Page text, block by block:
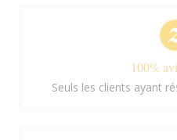
100%
Seuls les clients ayant